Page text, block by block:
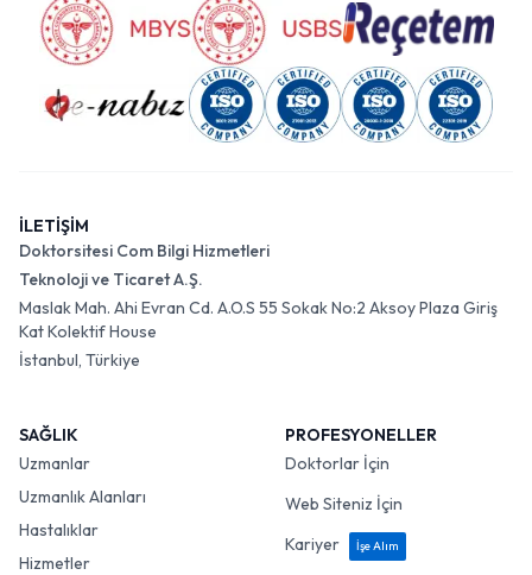
İLETİŞİM
Doktorsitesi Com Bilgi Hizmetleri
Teknoloji ve Ticaret A.Ş.
Maslak Mah. Ahi Evran Cd. A.O.S 55 Sokak No:2 Aksoy Plaza Giriş
Kat Kolektif House
İstanbul, Türkiye
SAĞLIK
Uzmanlar
Uzmanlık Alanları
Hastalıklar
Hizmetler
PROFESYONELLER
Doktorlar İçin
Web Siteniz İçin
Kariyer
İşe Alım